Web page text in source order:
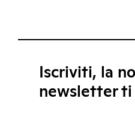
Iscriviti, la
newsletter ti